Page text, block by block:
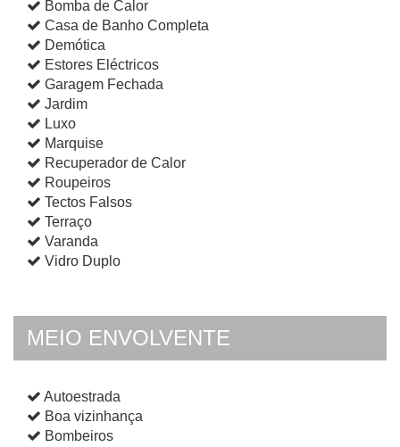
Bomba de Calor
Casa de Banho Completa
Demótica
Estores Eléctricos
Garagem Fechada
Jardim
Luxo
Marquise
Recuperador de Calor
Roupeiros
Tectos Falsos
Terraço
Varanda
Vidro Duplo
MEIO ENVOLVENTE
Autoestrada
Boa vizinhança
Bombeiros